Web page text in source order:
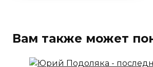
Вам также может